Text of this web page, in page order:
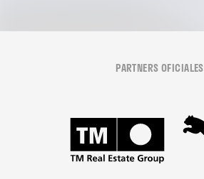
PARTNERS OFICIALES